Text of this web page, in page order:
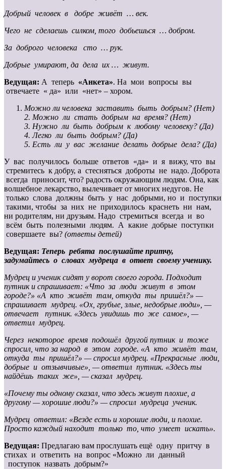
Добрый человек в добре живёт … век.
Чего не сделаешь силком, того добьешься … добром.
За доброго человека сто … рук.
Добрые умирают, да дела их … живут.
Ведущая: А теперь «Анкета». На мои вопросы вы
отвечаете « да» или «нет» – хором.
Можно ли человека заставить быть добрым? (Нет)
2. Можно ли стать добрым на время? (Нет)
3. Нужно ли быть добрым к любому человеку? (Да)
4. Легко ли быть добрым? (Да)
5. Есть ли у вас желание делать добрые дела? (Да)
У вас получилось больше ответов «да» и я вижу, что вы
стремитесь к добру, а стесняться доброты не надо. Доброта
всегда приносит, что? радость окружающим людям. Она, как
волшебное лекарство, вылечивает от многих недугов. Не
только слова должны быть у нас добрыми, но и поступки
такими, чтобы за них не приходилось краснеть ни нам,
ни родителям, ни друзьям. Надо стремиться всегда и во
всём быть полезными людям. А какие добрые поступки
совершаете вы? (ответы детей)
Ведущая: Теперь ребята послушайте притчу,
задумайтесь о словах мудреца в ответ своему ученику.
Мудрец и ученик сидят у ворот своего города. Подходит
путник и спрашивает: «Что за люди живут в этом
городе?» «А кто живёт там, откуда ты пришёл?» —
спрашивает мудрец. «Ох, грубые, злые, недобрые люди», —
отвечает путник. «Здесь увидишь то же самое», —
ответил мудрец.
Через некоторое время подошёл другой путник и тоже
спросил, что за народ в этом городе. «А кто живёт там,
откуда ты пришёл?» — спросил мудрец. «Прекрасные люди,
добрые и отзывчивые», — ответил путник. «Здесь ты
найдёшь таких же», — сказал мудрец.
«Почему ты одному сказал, что здесь живут плохие, а
другому — хорошие люди?» — спросил мудреца ученик.
Мудрец ответил: «Везде есть и хорошие люди, и плохие.
Просто каждый находит только то, что умеет искать».
Ведущая: Предлагаю вам прослушать ещё одну притчу в
стихах и ответить на вопрос «Можно ли данный
поступок назвать добрым?»